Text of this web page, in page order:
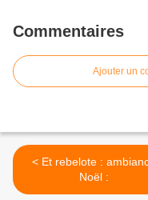
Commentaires
Ajouter un
< Et rebelote : ambiance
Noël :